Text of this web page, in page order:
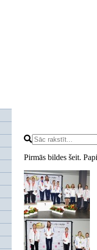
Pirmās bildes šeit.